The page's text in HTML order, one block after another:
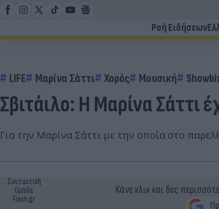
Ροή Ειδήσεων
LIFE Μαρίνα Σάττι Χορός Μουσική
Σβιτάιλο: Η Μαρίνα Σάττι
Για την Μαρίνα Σάττι με την οποία στο
Συντακτική
Ομάδα
Flash.gr
Κάνε κλικ και δες